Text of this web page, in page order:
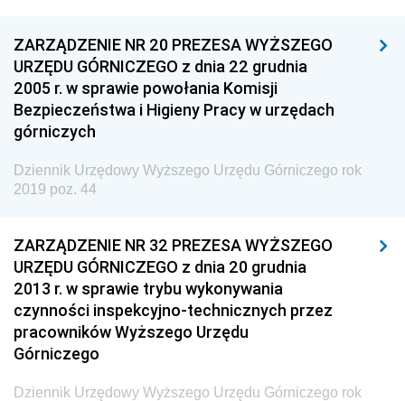
Dziennik Urzędowy Ministra Aktywów Państwowych
Dziennik Urzędowy Ministra Zdrowia
Dziennik Urzędowy Ministra Środowiska i Głównego
Inspektora Ochrony Środowiska
Dziennik Urzędowy Ministra Klimatu i Środowiska
Dziennik Urzędowy Ministra Finansów, Funduszy i
Polityki Regionalnej
Dziennik Urzędowy Ministra Rozwoju, Pracy i
Technologii
Dziennik Urzędowy Ministra Kultury, Dziedzictwa
ZARZĄDZENIE NR 20 PREZESA WYŻSZEGO
URZĘDU GÓRNICZEGO z dnia 22 grudnia
2005 r. w sprawie powołania Komisji
Bezpieczeństwa i Higieny Pracy w urzędach
górniczych
Dziennik Urzędowy Wyższego Urzędu Górniczego rok
2019 poz. 44
ZARZĄDZENIE NR 32 PREZESA WYŻSZEGO
URZĘDU GÓRNICZEGO z dnia 20 grudnia
2013 r. w sprawie trybu wykonywania
czynności inspekcyjno-technicznych przez
pracowników Wyższego Urzędu
Górniczego
Dziennik Urzędowy Wyższego Urzędu Górniczego rok